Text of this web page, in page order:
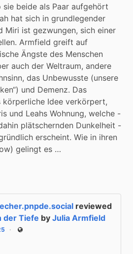
beide als Paar aufgehört
hat sich in grundlegender
Miri ist gezwungen, sich einer
Armfield greift auf
Ängste des Menschen
auch der Weltraum, andere
das Unbewusste (unsere
und Demenz. Das
körperliche Idee verkörpert,
und Leahs Wohnung, welche -
plätschernden Dunkelheit -
erscheint. Wie in ihren
gelingt es …
reviewed
der Tiefe by Julia Armfield
Public